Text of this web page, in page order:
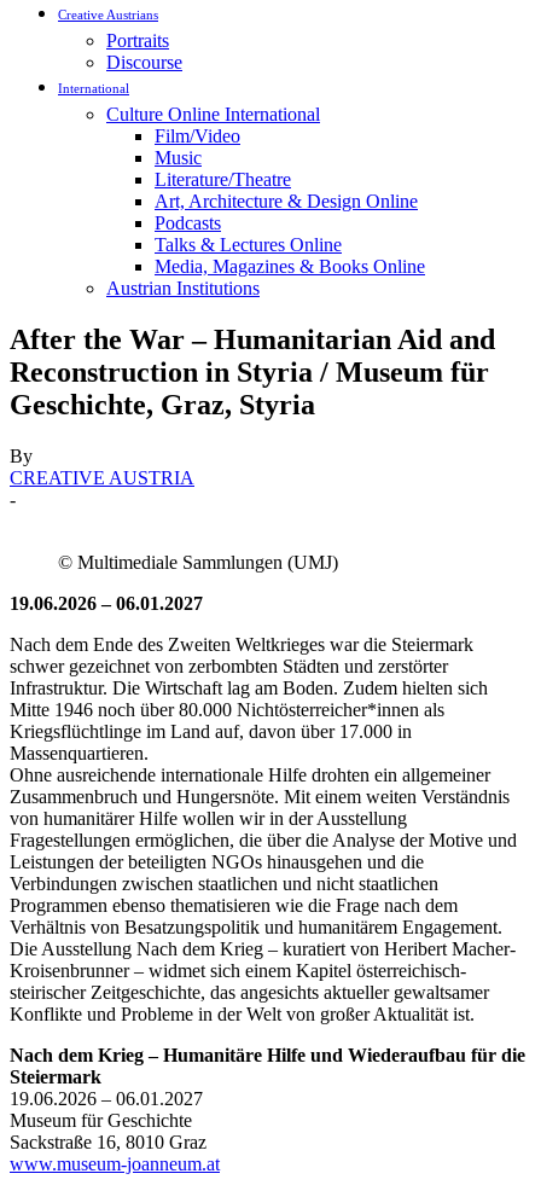
Creative Austrians
Portraits
Discourse
International
Culture Online International
Film/Video
Music
Literature/Theatre
Art, Architecture & Design Online
Podcasts
Talks & Lectures Online
Media, Magazines & Books Online
Austrian Institutions
After the War – Humanitarian Aid and
Reconstruction in Styria / Museum für
Geschichte, Graz, Styria
By
CREATIVE AUSTRIA
-
© Multimediale Sammlungen (UMJ)
19.06.2026 – 06.01.2027
Nach dem Ende des Zweiten Weltkrieges war die Steiermark
schwer gezeichnet von zerbombten Städten und zerstörter
Infrastruktur. Die Wirtschaft lag am Boden. Zudem hielten sich
Mitte 1946 noch über 80.000 Nichtösterreicher*innen als
Kriegsflüchtlinge im Land auf, davon über 17.000 in
Massenquartieren.
Ohne ausreichende internationale Hilfe drohten ein allgemeiner
Zusammenbruch und Hungersnöte. Mit einem weiten Verständnis
von humanitärer Hilfe wollen wir in der Ausstellung
Fragestellungen ermöglichen, die über die Analyse der Motive und
Leistungen der beteiligten NGOs hinausgehen und die
Verbindungen zwischen staatlichen und nicht staatlichen
Programmen ebenso thematisieren wie die Frage nach dem
Verhältnis von Besatzungspolitik und humanitärem Engagement.
Die Ausstellung Nach dem Krieg – kuratiert von Heribert Macher-
Kroisenbrunner – widmet sich einem Kapitel österreichisch-
steirischer Zeitgeschichte, das angesichts aktueller gewaltsamer
Konflikte und Probleme in der Welt von großer Aktualität ist.
Nach dem Krieg – Humanitäre Hilfe und Wiederaufbau für die
Steiermark
19.06.2026 – 06.01.2027
Museum für Geschichte
Sackstraße 16, 8010 Graz
www.museum-joanneum.at